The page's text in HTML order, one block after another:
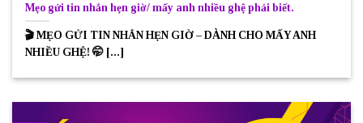
Mẹo gửi tin nhắn hẹn giờ/ mấy anh nhiều ghệ phải biết.
🎬 MẸO GỬI TIN NHẮN HẸN GIỜ – DÀNH CHO MẤY ANH
NHIỀU GHỆ! 🤭 [...]